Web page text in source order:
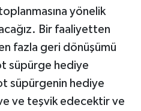
yönelik
Bir faaliyetten
fazla geri dönüşümü
süpürge hediye
süpürgenin hediye
ve teşvik edecektir ve